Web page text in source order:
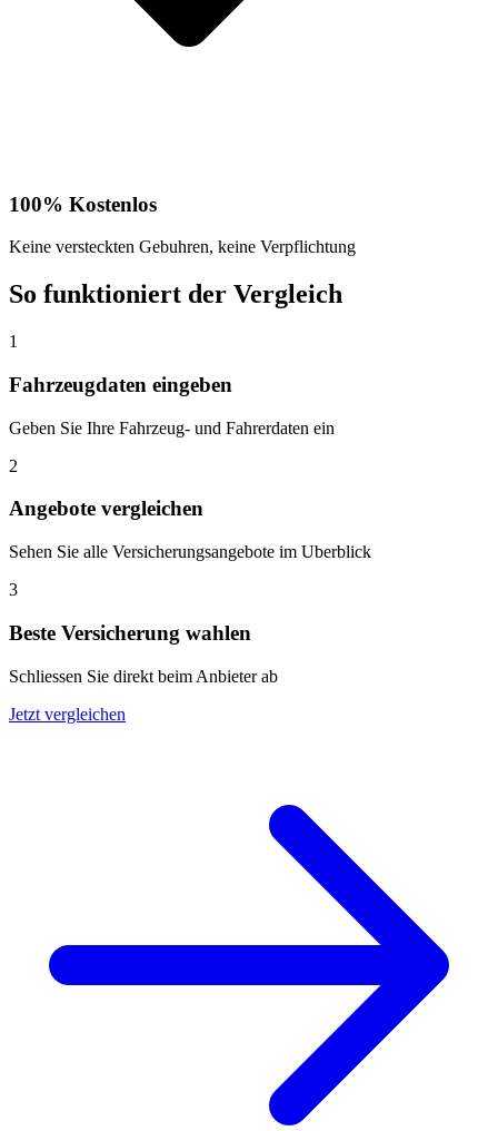
100% Kostenlos
Keine versteckten Gebuhren, keine Verpflichtung
So funktioniert der Vergleich
1
Fahrzeugdaten eingeben
Geben Sie Ihre Fahrzeug- und Fahrerdaten ein
2
Angebote vergleichen
Sehen Sie alle Versicherungsangebote im Uberblick
3
Beste Versicherung wahlen
Schliessen Sie direkt beim Anbieter ab
Jetzt vergleichen